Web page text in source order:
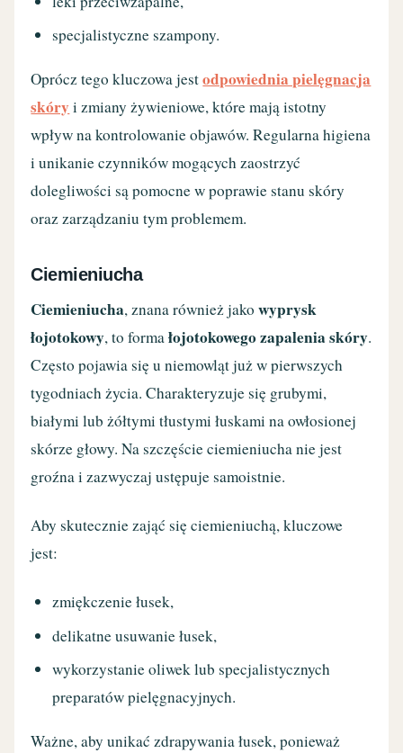
specjalistyczne szampony.
Oprócz tego kluczowa jestodpowiednia pielęgnacja
skóry i zmiany żywieniowe, które mają istotny
wpływ na kontrolowanie objawów. Regularna higiena
i unikanie czynników mogących zaostrzyć
dolegliwości są pomocne w poprawie stanu skóry
oraz zarządzaniu tym problemem.
Ciemieniucha
Ciemieniucha, znana również jakowyprysk
łojotokowy, to formałojotokowego zapalenia skóry.
Często pojawia się u niemowląt już w pierwszych
tygodniach życia. Charakteryzuje się grubymi,
białymi lub żółtymi tłustymi łuskami na owłosionej
skórze głowy. Na szczęście ciemieniucha nie jest
groźna i zazwyczaj ustępuje samoistnie.
Aby skutecznie zająć się ciemieniuchą, kluczowe
jest:
zmiękczenie łusek,
delikatne usuwanie łusek,
wykorzystanie oliwek lub specjalistycznych
preparatów pielęgnacyjnych.
Ważne, aby unikać zdrapywania łusek, ponieważ